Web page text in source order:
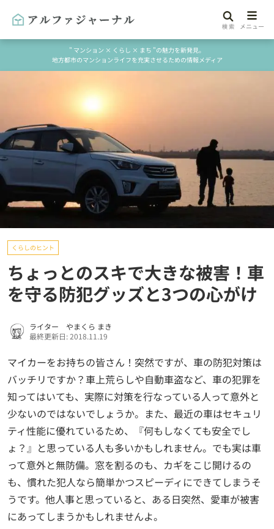
" マンション × くらし × まち "の魅力を新発見。
地方都市のマンションライフを充実させるための情報メディア
くらしのヒント
ちょっとのスキで大きな被害！車
を守る防犯グッズと3つの心がけ
ライター やまくら まき
最終更新日: 2018.11.19
マイカーをお持ちの皆さん！突然ですが、車の防犯対策は
バッチリですか？車上荒らしや自動車盗など、車の犯罪を
知ってはいても、実際に対策を行なっている人って意外と
少ないのではないでしょうか。また、最近の車はセキュリ
ティ性能に優れているため、『何もしなくても安全でし
ょ？』と思っている人も多いかもしれません。でも実は車
って意外と無防備。窓を割るのも、カギをこじ開けるの
も、慣れた犯人なら簡単かつスピーディにできてしまうそ
うです。他人事と思っていると、ある日突然、愛車が被害
にあってしまうかもしれませんよ。